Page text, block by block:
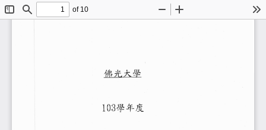
ToggleFind
of 10
Zoom
1U3學 年度